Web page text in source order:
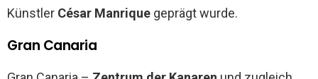
Künstler César Manrique geprägt wurde.
Gran Canaria